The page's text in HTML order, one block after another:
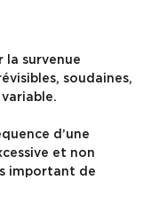
la survenue
soudaines,
d’une
et non
important de